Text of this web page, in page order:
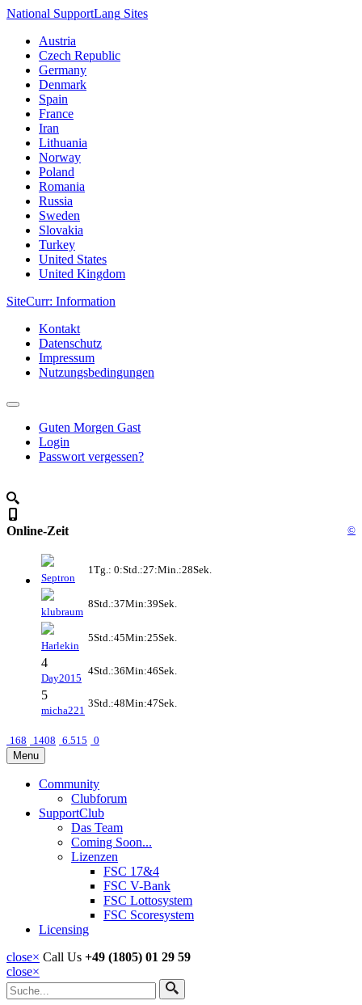
National SupportLang Sites
Austria
Czech Republic
Germany
Denmark
Spain
France
Iran
Lithuania
Norway
Poland
Romania
Russia
Sweden
Slovakia
Turkey
United States
United Kingdom
SiteCurr: Information
Kontakt
Datenschutz
Impressum
Nutzungsbedingungen
Guten Morgen Gast
Login
Passwort vergessen?
Online-Zeit ©
Septron
1Tg.: 0:Std.:27:Min.:28Sek.
klubraum
8Std.:37Min:39Sek.
Harlekin
5Std.:45Min:25Sek.
4
Day2015
4Std.:36Min:46Sek.
5
micha221
3Std.:48Min:47Sek.
168 1408 6.515 0
Menu
Community
Clubforum
SupportClub
Das Team
Coming Soon...
Lizenzen
FSC 17&4
FSC V-Bank
FSC Lottosystem
FSC Scoresystem
Licensing
close× Call Us +49 (1805) 01 29 59
close×